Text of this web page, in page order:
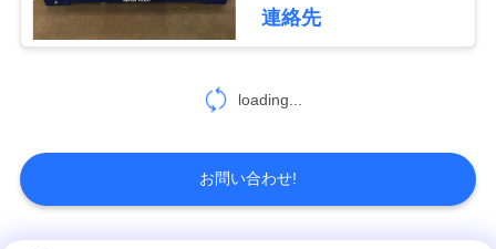
地
PRIVACY
POLICY
重量のスケールが
付いているパレッ
ト ジャック
6
連絡先
loading...
お問い合わせ!